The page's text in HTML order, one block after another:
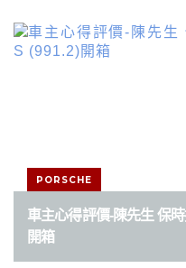
PORSCHE
車主心得評價-陳先生 保
開箱